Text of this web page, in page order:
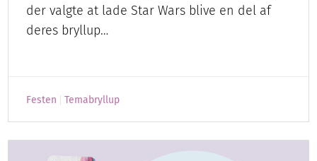
der valgte at lade Star Wars blive en del af
deres bryllup…
Festen Temabryllup